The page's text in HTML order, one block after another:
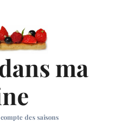
ma
des saisons